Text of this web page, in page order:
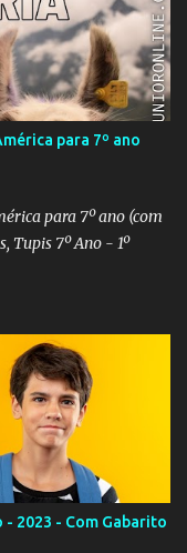
para 7º ano
para 7º ano (com
Tupis 7º Ano - 1º
2023 - Com Gabarito